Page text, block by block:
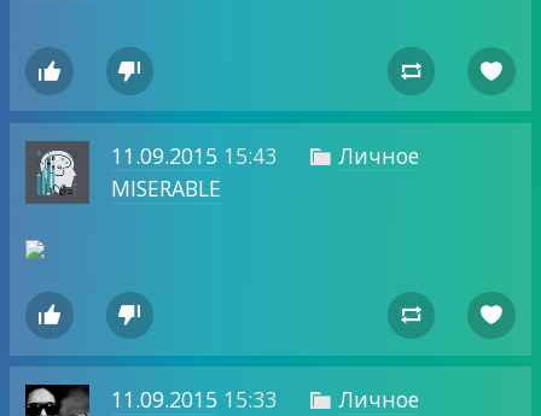
   
11.09.2015 15:43  Личное
MISERABLE
   
11.09.2015 15:33  Личное